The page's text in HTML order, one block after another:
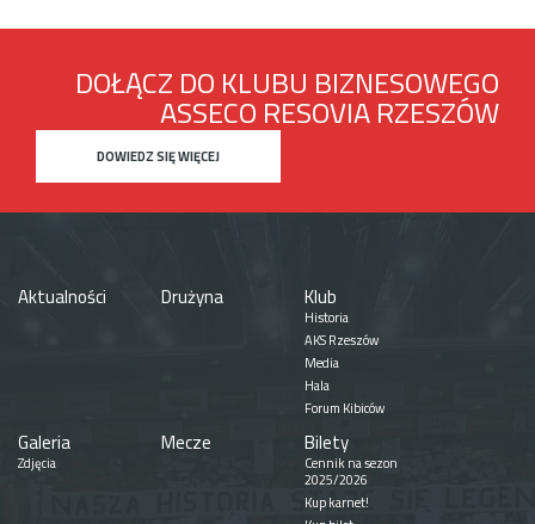
DOŁĄCZ DO KLUBU BIZNESOWEGO
ASSECO RESOVIA RZESZÓW
DOWIEDZ SIĘ WIĘCEJ
Aktualności Drużyna Klub
Historia
AKS Rzeszów
Media
Hala
Forum Kibiców
Galeria
Zdjęcia
Mecze Bilety
Cennik na sezon
2025/2026
Kup karnet!